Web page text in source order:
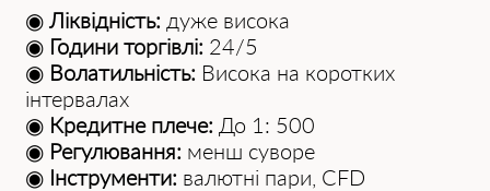
◉ Ліквідність: дуже висока
◉ Години торгівлі: 24/5
◉ Волатильність: Висока на коротких
інтервалах
◉ Кредитне плече: До 1: 500
◉ Регулювання: менш суворе
◉ Інструменти: валютні пари, CFD